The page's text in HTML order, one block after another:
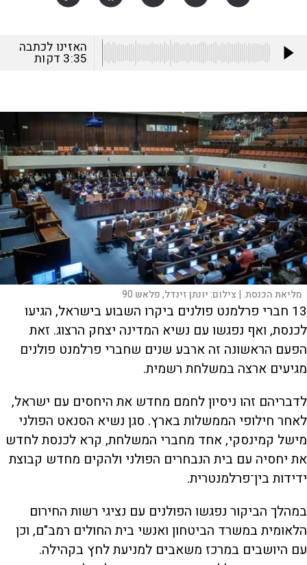
האזינו לכתבה
3:35 דקות
מליאת הכנסת. | צילום:יונתן זינדל, פלאש 90
13 חברי פרלמנט פולנים ביקרו השבוע בישראל, הגיעו
לכנסת, ואף נפגשו עם נשיא המדינה יצחק הרצוג. זאת
הפעם הראשונה זה ארבע שנים שחברי פרלמנט פולנים
מגיעים ארצה במשלחת רשמית.
לדבריהם זהו ניסיון לחמם מחדש את היחסים עם ישראל,
לאחר חילופי הממשלות בארץ. סגן נשיא הסנאט הפולני
מישל קמינסקי, אחד מחברי המשלחת, קרא לכנסת לחדש
את יחסיה עם בית הנבחרים הפולני ולהקים מחדש קבוצת
ידידות בין־פרלמנטרית.
במהלך הביקור נפגשו הפולנים עם נציגי רשות החירום
הלאומית במשרד הביטחון ואנשי בית החולים רמב"ם, וכן
עם היושבים במרכז משאבים למניעת לחץ בקהילה.